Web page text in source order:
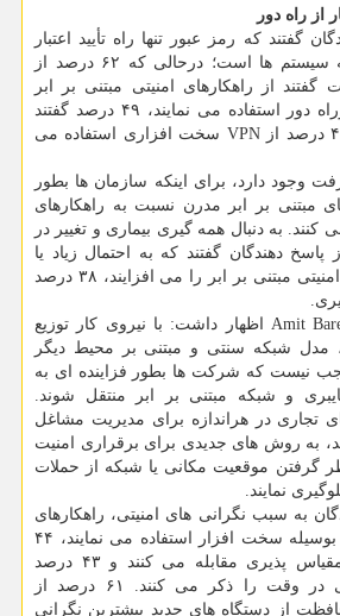
از راه دور
گفتند که رمز عبور تنها راه تأیید اعتبار
خود برای دسترسی به سیستم ها است؛ درحالی که ۶۲ درصد از
گفتند از راهکارهای امنیتی مبتنی بر ابر
برای دسترسی امن ازراه دور استفاده می نمایند، ۴۹ درصد گفتند
هنوز از دیوار آتش و ۴۱ درصد از VPN سخت افزاری استفاده می
وجود دارد، برای اینکه سازمان ها بطور
مبتنی بر ابر مدرن نسبت به راهکارهای
به دنبال همه گیری بیماری و تغییر در
۷۲ درصد از پاسخ دهندگان گفتند که به احتمال زیاد یا
بطور کامل راهکارهای امنیتی مبتنی بر ابر را می افزایند، ۳۸ درصد
مدیرعامل شرکت Amit Bareket اظهار داشت: با نیروی کار توزیع
مدل شبکه سنتی و مبتنی بر محیط دیگر
نیست که شرکت ها بطور فزاینده ای به
و شبکه مبتنی بر ابر منتقل شوند.
تجاری در هراندازه برای مدیریت مشاغل
به روش های جدیدی برای برقراری امنیت
نظر گرفتن موقعیت مکانی یا شبکه از حملات
نمایند.
به سبب نگرانی های امنیتی، راهکارهای
امنیتی مبتنی بر ابر را بوسیله سخت افزار استفاده می نمایند، ۴۴
درصد با کمک روش مقیاس پذیری مقابله می کنند و ۴۳ درصد
ملاحظات صرفه جویی در وقت را ذکر می کنند. ۶۱ درصد از
از دستگاه های جدید بیشترین نگرانی